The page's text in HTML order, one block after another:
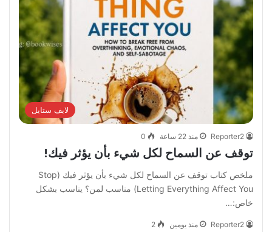
لايف ستايل
Reporter2 منذ 22 ساعة 0
توقف عن السماح لكل شيء بأن يؤثر فيك!
‏ملخص كتاب توقف عن السماح لكل شيء بأن يؤثر فيك ‏(Stop
Letting Everything Affect You) ‏مناسب لمن؟ ‏يناسب بشكل
خاص:…
Reporter2 منذ يومين 2